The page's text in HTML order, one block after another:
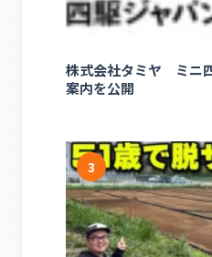
株式会社タミヤ ミニ
案内を公開
3